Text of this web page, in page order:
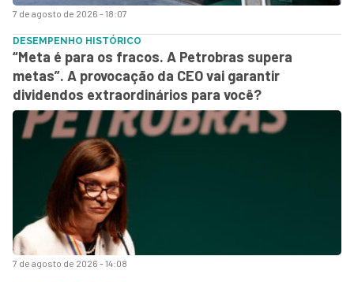
7 de agosto de 2026 - 18:07
7 de agosto de 2026 - 14:08
DESEMPENHO HISTÓRICO
“Meta é para os fracos. A Petrobras supera
metas”. A provocação da CEO vai garantir
dividendos extraordinários para você?